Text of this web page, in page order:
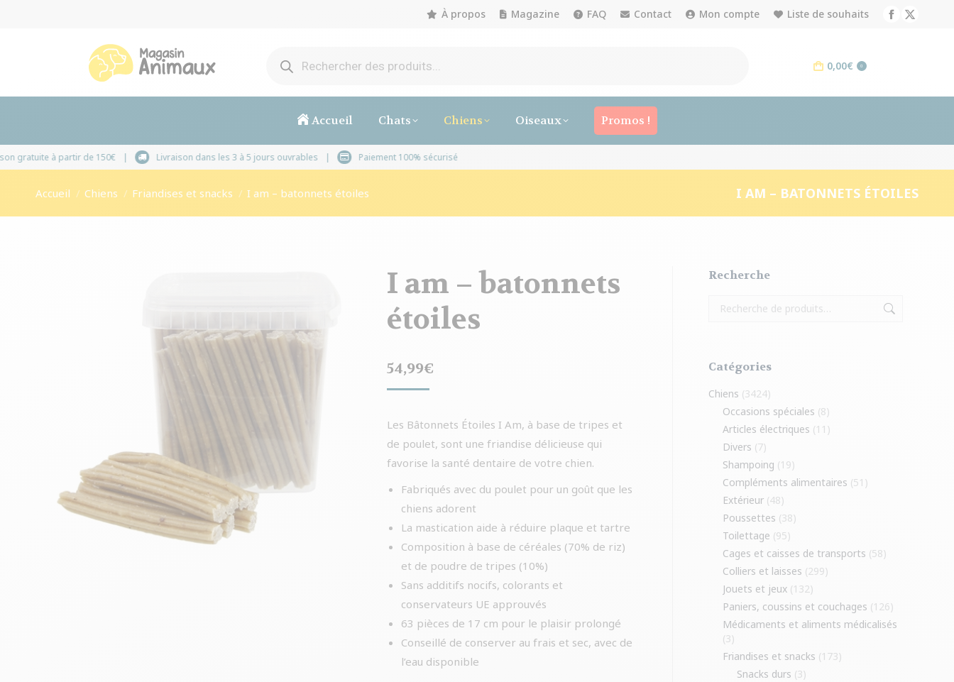
À propos Magazine FAQ Contact Mon compte Liste de souhaits
Facebook
X
0,00€ 0
Accueil Chats Chiens Oiseaux Promos !
Livraison gratuite à partir de 150€ Livraison dans les 3 à 5 jours ouvrables Paiement 100% sécurisé
Vous êtes ici :
Accueil Chiens Friandises et snacks I am – batonnets étoiles I AM – BATONNETS ÉTOILES
I am – batonnets
étoiles
54,99€
Les Bâtonnets Étoiles I Am, à base de tripes et
de poulet, sont une friandise délicieuse qui
favorise la santé dentaire de votre chien.
Fabriqués avec du poulet pour un goût que les
chiens adorent
La mastication aide à réduire plaque et tartre
Composition à base de céréales (70% de riz)
et de poudre de tripes (10%)
Sans additifs nocifs, colorants et
conservateurs UE approuvés
63 pièces de 17 cm pour le plaisir prolongé
Conseillé de conserver au frais et sec, avec de
l’eau disponible
Recherche
Catégories
Chiens (3424)
Occasions spéciales (8)
Articles électriques (11)
Divers (7)
Shampoing (19)
Compléments alimentaires (51)
Extérieur (48)
Poussettes (38)
Toilettage (95)
Cages et caisses de transports (58)
Colliers et laisses (299)
Jouets et jeux (132)
Paniers, coussins et couchages (126)
Médicaments et aliments médicalisés
(3)
Friandises et snacks (173)
Snacks durs (3)